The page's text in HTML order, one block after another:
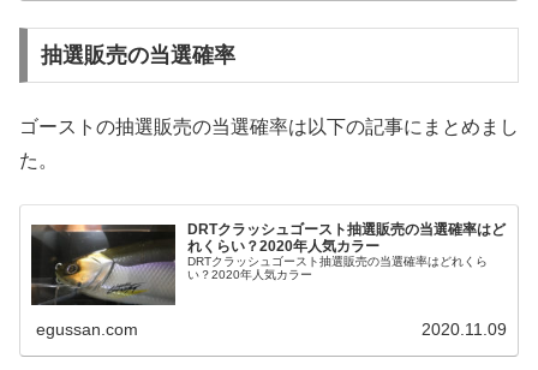
抽選販売の当選確率
ゴーストの抽選販売の当選確率は以下の記事にまとめまし
た。
DRTクラッシュゴースト抽選販売の当選確率はど
れくらい？2020年人気カラー
DRTクラッシュゴースト抽選販売の当選確率はどれくら
い？2020年人気カラー
egussan.com 2020.11.09